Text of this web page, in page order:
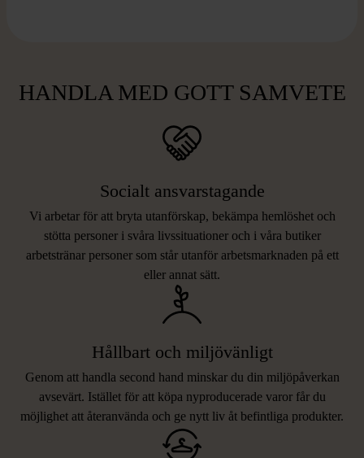
HANDLA MED GOTT SAMVETE
Socialt ansvarstagande
Vi arbetar för att bryta utanförskap, bekämpa hemlöshet och
stötta personer i svåra livssituationer och i våra butiker
arbetstränar personer som står utanför arbetsmarknaden på ett
eller annat sätt.
Hållbart och miljövänligt
Genom att handla second hand minskar du din miljöpåverkan
avsevärt. Istället för att köpa nyproducerade varor får du
möjlighet att återanvända och ge nytt liv åt befintliga produkter.